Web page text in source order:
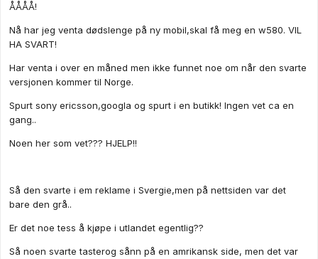
ÅÅÅÅ!
Nå har jeg venta dødslenge på ny mobil,skal få meg en w580. VIL
HA SVART!
Har venta i over en måned men ikke funnet noe om når den svarte
versjonen kommer til Norge.
Spurt sony ericsson,googla og spurt i en butikk! Ingen vet ca en
gang..
Noen her som vet??? HJELP!!
Så den svarte i em reklame i Svergie,men på nettsiden var det
bare den grå..
Er det noe tess å kjøpe i utlandet egentlig??
Så noen svarte tasterog sånn på en amrikansk side, men det var